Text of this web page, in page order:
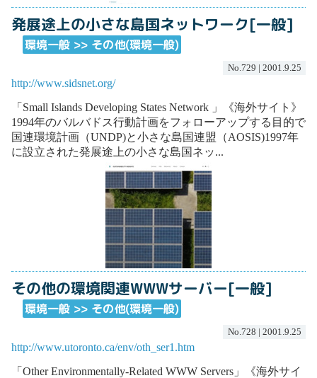
発展途上の小さな島国ネットワーク[一般]
環境一般 >> その他(環境一般)
No.729 | 2001.9.25
http://www.sidsnet.org/
「Small Islands Developing States Network 」《海外サイト》
1994年のバルバドス行動計画をフォローアップする目的で
国連環境計画（UNDP)と小さな島国連盟（AOSIS)1997年
に設立された発展途上の小さな島国ネッ...
その他の環境関連WWWサーバー[一般]
環境一般 >> その他(環境一般)
No.728 | 2001.9.25
http://www.utoronto.ca/env/oth_ser1.htm
「Other Environmentally-Related WWW Servers」《海外サイ